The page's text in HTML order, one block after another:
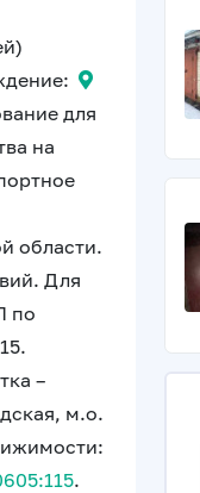
для
на
области.
Для
по
–
м.о.
.